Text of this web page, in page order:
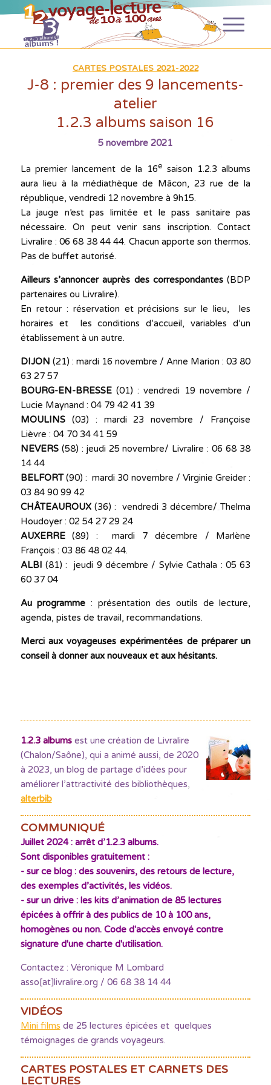
CARTES POSTALES 2021-2022
J-8 : premier des 9 lancements-
atelier
1.2.3 albums saison 16
5 novembre 2021
La premier lancement de la 16e saison 1.2.3 albums
aura lieu à la médiathèque de Mâcon, 23 rue de la
république, vendredi 12 novembre à 9h15.
La jauge n’est pas limitée et le pass sanitaire pas
nécessaire. On peut venir sans inscription. Contact
Livralire : 06 68 38 44 44. Chacun apporte son thermos.
Pas de buffet autorisé.
Ailleurs s’annoncer auprès des correspondantes (BDP
partenaires ou Livralire).
En retour : réservation et précisions sur le lieu, les
horaires et les conditions d’accueil, variables d’un
établissement à un autre.
DIJON (21) : mardi 16 novembre / Anne Marion : 03 80
63 27 57
BOURG-EN-BRESSE(01) : vendredi 19 novembre /
Lucie Maynand : 04 79 42 41 39
MOULINS(03) : mardi 23 novembre / Françoise
Lièvre : 04 70 34 41 59
NEVERS(58) : jeudi 25 novembre/ Livralire : 06 68 38
14 44
BELFORT(90) : mardi 30 novembre / Virginie Greider :
03 84 90 99 42
CHÂTEAUROUX(36) : vendredi 3 décembre/ Thelma
Houdoyer : 02 54 27 29 24
AUXERRE(89) : mardi 7 décembre / Marlène
François : 03 86 48 02 44.
ALBI (81) : jeudi 9 décembre / Sylvie Cathala : 05 63
60 37 04
Au programme : présentation des outils de lecture,
agenda, pistes de travail, recommandations.
Merci aux voyageuses expérimentées de préparer un
conseil à donner aux nouveaux et aux hésitants.
1.2.3 albumsest une création de Livralire
(Chalon/Saône), qui a animé aussi, de 2020
à 2023, un blog de partage d’idées pour
améliorer l’attractivité des bibliothèques,
alterbib
COMMUNIQUÉ
Juillet 2024 : arrêt d’1.2.3 albums.
Sont disponibles gratuitement :
- sur ce blog : des souvenirs, des retours de lecture,
des exemples d’activités, les vidéos.
- sur un drive : les kits d’animation de 85 lectures
épicées à offrir à des publics de 10 à 100 ans,
homogènes ou non. Code d'accès envoyé contre
signature d'une charte d'utilisation.
Contactez : Véronique M Lombard
asso[at]livralire.org / 06 68 38 14 44
VIDÉOS
Mini films de 25 lectures épicées et quelques
témoignages de grands voyageurs.
CARTES POSTALES ET CARNETS DES
LECTURES